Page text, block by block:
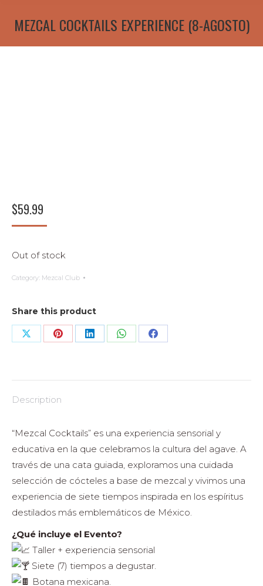
MEZCAL COCKTAILS EXPERIENCE (8-AGOSTO)
$59.99
Out of stock
Category: Mezcal Club
Share this product
Share Share Share Share Share
Description
“Mezcal Cocktails” es una experiencia sensorial y
educativa en la que celebramos la cultura del agave. A
través de una cata guiada, exploramos una cuidada
selección de cócteles a base de mezcal y vivimos una
experiencia de siete tiempos inspirada en los espíritus
destilados más emblemáticos de México.
¿Qué incluye el Evento?
Taller + experiencia sensorial
Siete (7) tiempos a degustar.
Botana mexicana.